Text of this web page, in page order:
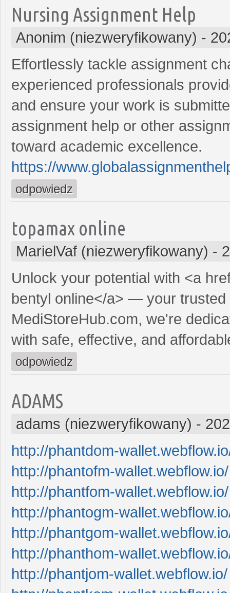
Nursing Assignment Help
Anonim (niezweryfikowany) -
Effortlessly tackle assignment
experienced professionals
and ensure your work is
assignment help or other
toward academic excellence.
https://
odpowiedz
topamax online
MarielVaf (niezweryfikowany) -
Unlock your potential with <a
bentyl online</a> — your
MediStoreHub.com, we're
with safe, effective, and
odpowiedz
ADAMS
adams (niezweryfikowany) -
http://phantdom-
http://phantofm-wallet.webflow.io/
http://phantfom-wallet.webflow.io/
http://phantogm-
http://phantgom-
http://phanthom-
http://phantjom-wallet.webflow.io/